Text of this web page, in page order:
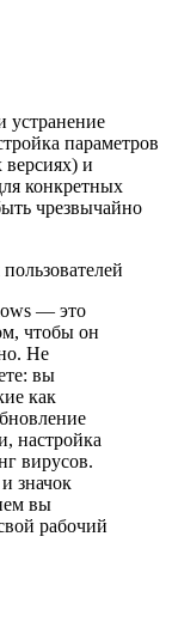
устранение
параметров
версиях) и
конкретных
чрезвычайно
— это
чтобы он
Не
вы
как
настройка
вирусов.
значок
вы
рабочий